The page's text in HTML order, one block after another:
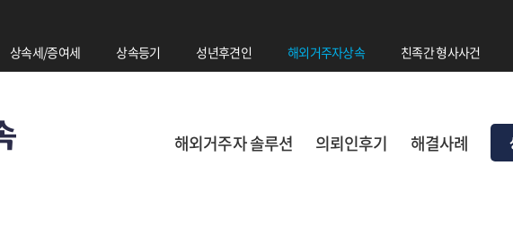
상속세/증여세 상속등기 성년후견인 해외거주자상속 친족간 형사사건
해외거주자 솔루션 의뢰인후기 해결사례